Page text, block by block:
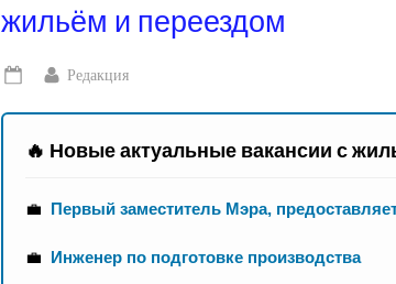
жильём и переездом
Posted
on
By
Редакция
🔥 Новые актуальные вакансии с
💼 Первый заместитель Мэра,
💼 Инженер по подготовке производства